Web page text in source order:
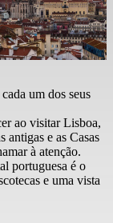
um dos seus
ao visitar Lisboa,
antigas e as Casas
à atenção.
portuguesa é o
e uma vista